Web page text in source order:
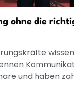
ohne die
und haben